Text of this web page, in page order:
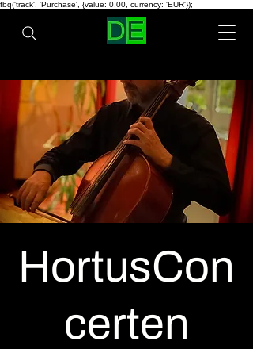
fbq('track', 'Purchase', {value: 0.00, currency: 'EUR'});
HortusCon
certen